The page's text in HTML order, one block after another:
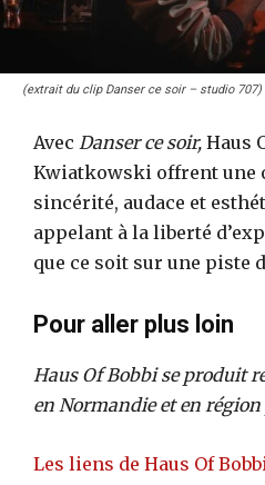
(extrait du clip Danser ce soir – studio 707)
Avec Danser ce soir, Haus
Kwiatkowski offrent une
sincérité, audace et
appelant à la liberté
que ce soit sur une piste
Pour aller plus loin
Haus Of Bobbi se produit
en Normandie et en
Les liens de Haus Of